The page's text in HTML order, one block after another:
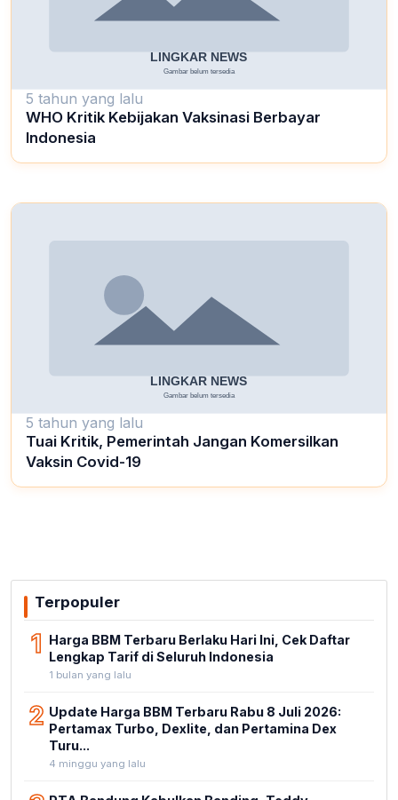
5 tahun yang lalu
WHO Kritik Kebijakan Vaksinasi Berbayar
Indonesia
5 tahun yang lalu
Tuai Kritik, Pemerintah Jangan Komersilkan
Vaksin Covid-19
Terpopuler
1 Harga BBM Terbaru Berlaku Hari Ini, Cek Daftar
Lengkap Tarif di Seluruh Indonesia
1 bulan yang lalu
2 Update Harga BBM Terbaru Rabu 8 Juli 2026:
Pertamax Turbo, Dexlite, dan Pertamina Dex
Turu...
4 minggu yang lalu